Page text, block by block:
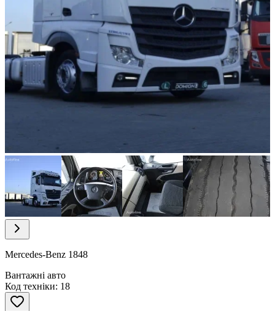
Item
11
Item
11
Mercedes-Benz 1848
Вантажні авто
Код техніки: 18